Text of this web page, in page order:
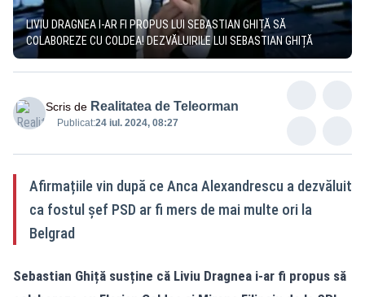
LIVIU DRAGNEA I-AR FI PROPUS LUI SEBASTIAN GHIȚĂ SĂ
COLABOREZE CU COLDEA! DEZVĂLUIRILE LUI SEBASTIAN GHIȚĂ
Scris de Realitatea de Teleorman
Publicat:24 iul. 2024, 08:27
Afirmațiile vin după ce Anca Alexandrescu a dezvăluit
ca fostul șef PSD ar fi mers de mai multe ori la
Belgrad
Sebastian Ghiță susține că Liviu Dragnea i-ar fi propus să